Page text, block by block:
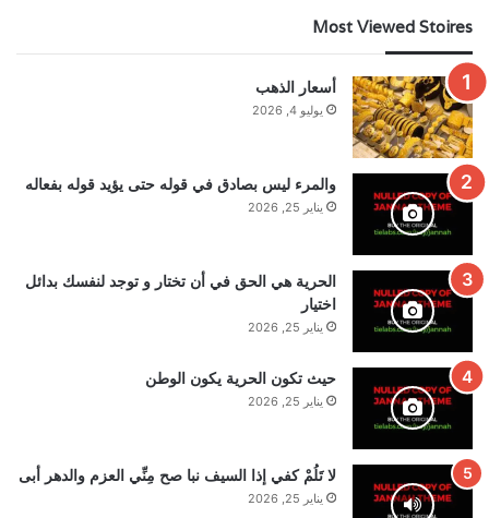
Most Viewed Stoires
أسعار الذهب
يوليو 4, 2026
والمرء ليس بصادق في قوله حتى يؤيد قوله بفعاله
يناير 25, 2026
الحرية هي الحق في أن تختار و توجد لنفسك بدائل
اختيار
يناير 25, 2026
حيث تكون الحرية يكون الوطن
يناير 25, 2026
لا تَلُمْ كفي إذا السيف نبا صح مِنِّي العزم والدهر أبى
يناير 25, 2026